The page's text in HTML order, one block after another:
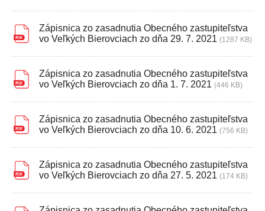
Zápisnica zo zasadnutia Obecného zastupiteľstva
vo Veľkých Bierovciach zo dňa 29. 7. 2021 (1287 KB)
Zápisnica zo zasadnutia Obecného zastupiteľstva
vo Veľkých Bierovciach zo dňa 1. 7. 2021 (446 KB)
Zápisnica zo zasadnutia Obecného zastupiteľstva
vo Veľkých Bierovciach zo dňa 10. 6. 2021 (756 KB)
Zápisnica zo zasadnutia Obecného zastupiteľstva
vo Veľkých Bierovciach zo dňa 27. 5. 2021 (174 KB)